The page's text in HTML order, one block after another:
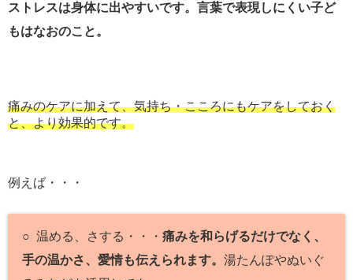
ストレスは身体に出やすいです。言葉で表現しにくい子ど
もはなおのこと。
痛みのケアに加えて、気持ち・こころにもケアをしておく
と、より効果的です。
例えば・・・
○ 温める、さする・・・痛みを和らげるだけでなく、
手の温かさ、愛情も伝えられます。湯たんぽやぬいぐ